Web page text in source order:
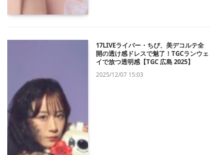
17LIVEライバー・ちぴ、美デコルテ全
開の透け感ドレスで魅了！TGCランウェ
イで放つ透明感【TGC 広島 2025】
2025/12/07 15:03